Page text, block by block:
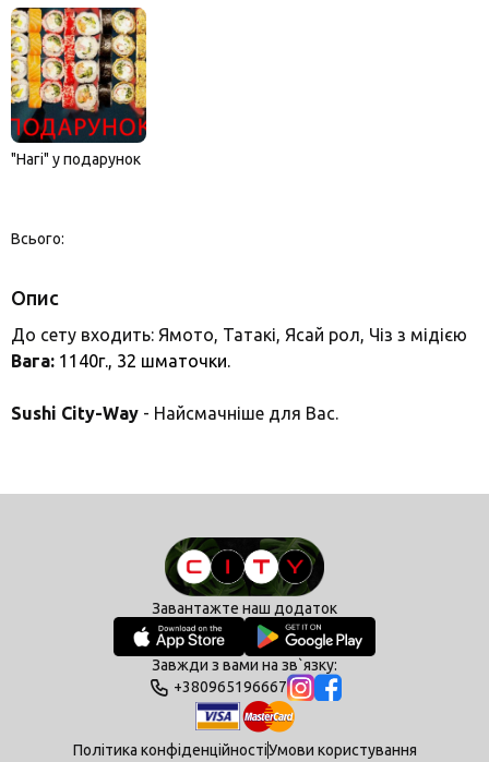
"Нагі" у подарунок
Всього:
Опис
До сету входить: Ямото, Татакі, Ясай рол, Чіз з мідією
Вага: 1140г., 32 шматочки.
Sushi City-Way - Найсмачніше для Вас.
Завантажте наш додаток
Завжди з вами на зв`язку:
+380965196667
Політика конфіденційностіУмови користування